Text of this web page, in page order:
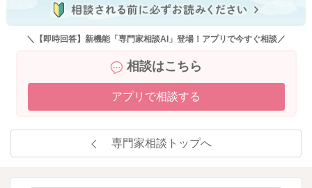
＼【即時回答】新機能「専門家相談AI」登場！アプリで今すぐ相談／
相談はこちら
アプリで相談する
専門家相談トップへ